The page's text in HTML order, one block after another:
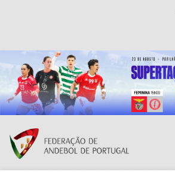
Resultados Andebol
Federação de Andebol de Portugal
Grátis - Disponivel na Play Store